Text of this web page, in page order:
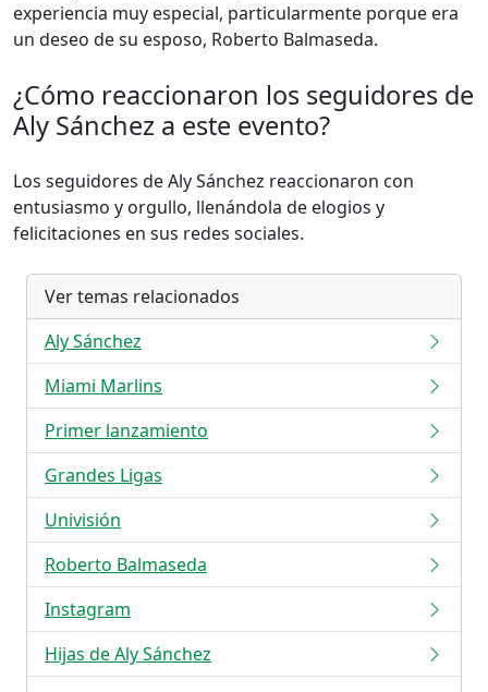
experiencia muy especial, particularmente porque era
un deseo de su esposo, Roberto Balmaseda.
¿Cómo reaccionaron los seguidores de
Aly Sánchez a este evento?
Los seguidores de Aly Sánchez reaccionaron con
entusiasmo y orgullo, llenándola de elogios y
felicitaciones en sus redes sociales.
Ver temas relacionados
Aly Sánchez
Miami Marlins
Primer lanzamiento
Grandes Ligas
Univisión
Roberto Balmaseda
Instagram
Hijas de Aly Sánchez